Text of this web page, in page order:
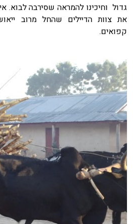
גדול וחיכינו להמראה שסירבה לבוא.
את צוות הדיילים שהחל מרוב
קפואים.